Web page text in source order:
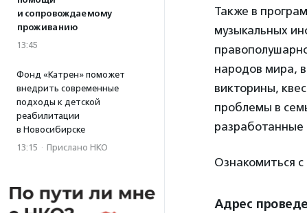
и сопровождаемому
проживанию
13:45
Фонд «Катрен» поможет
внедрить современные
подходы к детской
реабилитации
в Новосибирске
13:15 · Прислано НКО
Также в
музыкальных
народов мира,
викторины,
проблемы в
разработанные
Ознакомиться
Адрес